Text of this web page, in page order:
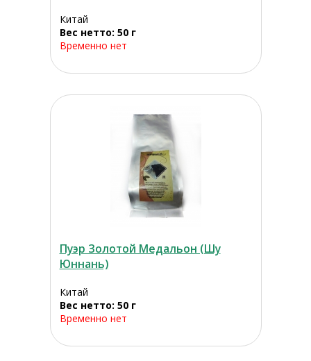
Китай
Вес нетто: 50 г
Временно нет
Пуэр Золотой Медальон (Шу
Юннань)
Китай
Вес нетто: 50 г
Временно нет